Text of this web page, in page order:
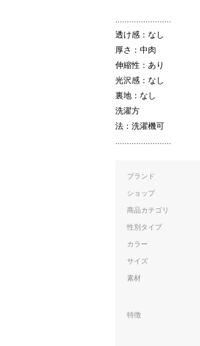
……………………
透け感：なし
厚さ：中肉
伸縮性：あり
光沢感：なし
裏地：なし
洗濯方
法：洗濯機可
……………………
ブランド
ショップ
商品カテゴリ
性別タイプ
カラー
サイズ
素材
特徴